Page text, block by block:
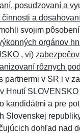
posudzovaní a
činnosti a
svojim
orgánov
, vi)
rôznych
partnermi v SR i v
Hnutí
kandidátmi a pre
Slovenskej
dohľad nad